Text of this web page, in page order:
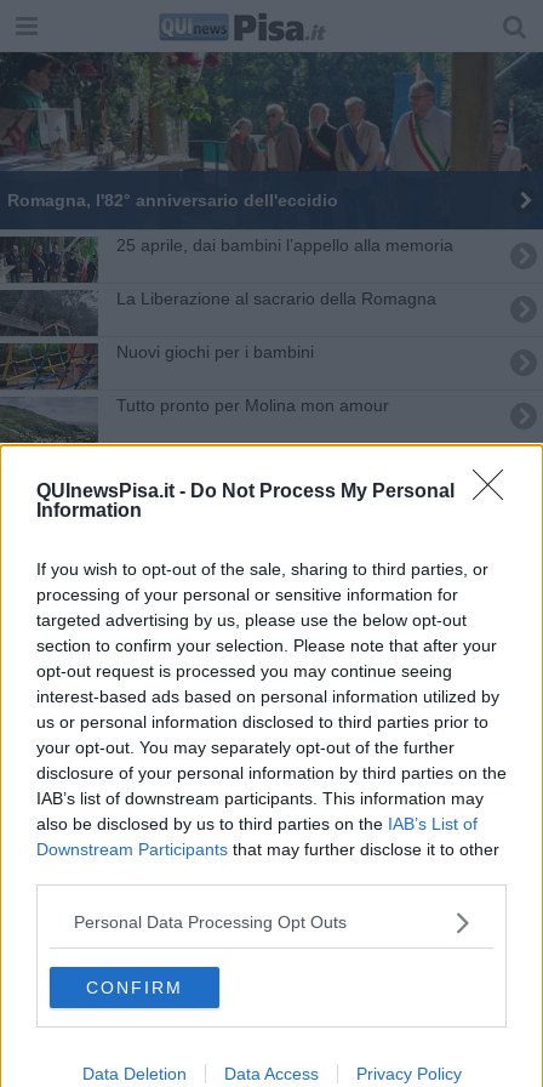
QUInewsPisa.it - Do Not Process My Personal
Information
If you wish to opt-out of the sale, sharing to third parties, or
processing of your personal or sensitive information for
targeted advertising by us, please use the below opt-out
section to confirm your selection. Please note that after your
opt-out request is processed you may continue seeing
interest-based ads based on personal information utilized by
us or personal information disclosed to third parties prior to
your opt-out. You may separately opt-out of the further
disclosure of your personal information by third parties on the
IAB’s list of downstream participants. This information may
also be disclosed by us to third parties on the IAB’s List of
Downstream Participants that may further disclose it to other
Personal Data Processing Opt Outs
CONFIRM
Data Deletion Data Access Privacy Policy
Romagna, l'82° anniversario dell'eccidio
25 aprile, dai bambini l’appello alla memoria
La Liberazione al sacrario della Romagna
Nuovi giochi per i bambini
Tutto pronto per Molina mon amour
Lavori ai cavi Enel
In aiuto delle scuole per la didattica digitale
Il Comune mappa i parchi e le aree verdi
Calci celebra la liberazione dal nazifascismo
Il giorno della memoria al sacrario della Romagna
Casi Covid a primaria e materna, via a
quarantene
Bandiera tricolore per la scuola Gereschi
Tanti nomi di donne per la nuova toponomastica
L'altra festa, dibattiti e musica a Gello